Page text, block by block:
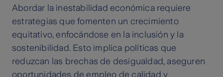
Abordar la inestabilidad económica requiere
estrategias que fomenten un crecimiento
equitativo, enfocándose en la inclusión y la
sostenibilidad. Esto implica políticas que
reduzcan las brechas de desigualdad, aseguren
oportunidades de empleo de calidad y